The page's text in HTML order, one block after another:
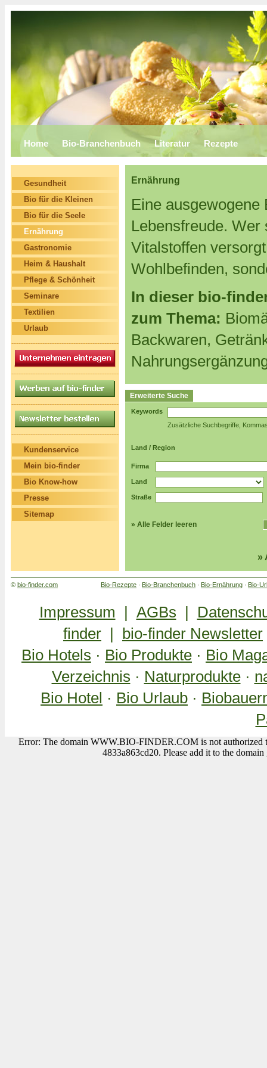
Home Bio-Branchenbuch Literatur Rezepte
Gesundheit
Bio für die Kleinen
Bio für die Seele
Ernährung
Gastronomie
Heim & Haushalt
Pflege & Schönheit
Seminare
Textilien
Urlaub
Kundenservice
Mein bio-finder
Bio Know-how
Presse
Sitemap
Ernährung
Eine
Lebensfreude.
Vitalstoffen
Wohlbefinden,
In dieser bio-
zum Thema:
Backwaren,
Erweiterte Suche
Keywords
Zusätzliche Suchbegriffe,
Land / Region
Firma
Land
Straße
» Alle Felder leeren
»
© bio-finder.com Bio-Rezepte ∙ Bio-Branchenbuch ∙ Bio-Ernährung ∙ Bio-
Impressum | AGBs |
finder | bio-finder Newsletter
Bio Hotels · Bio Produkte · Bio
Verzeichnis · Naturprodukte·
Bio Hotel · Bio Urlaub ·
Error: The domain WWW.BIO-FINDER.COM is not authorized
4833a863cd20. Please add it to the